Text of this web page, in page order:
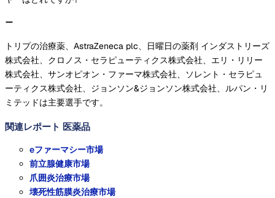
トリプの治療薬、AstraZeneca plc、日曜日の薬剤 インダストリーズ
株式会社、クロノス・セラピューティクス株式会社、エリ・リリー
株式会社、サンオピオン・ファーマ株式会社、ソレント・セラピュ
ーティクス株式会社、ジョンソン&ジョンソン株式会社、ルパン・リ
ミテッドは主要選手です。
関連レポート 医薬品
eファーマシー市場
前立腺健康市場
爪囲炎治療市場
壊死性筋膜炎治療市場